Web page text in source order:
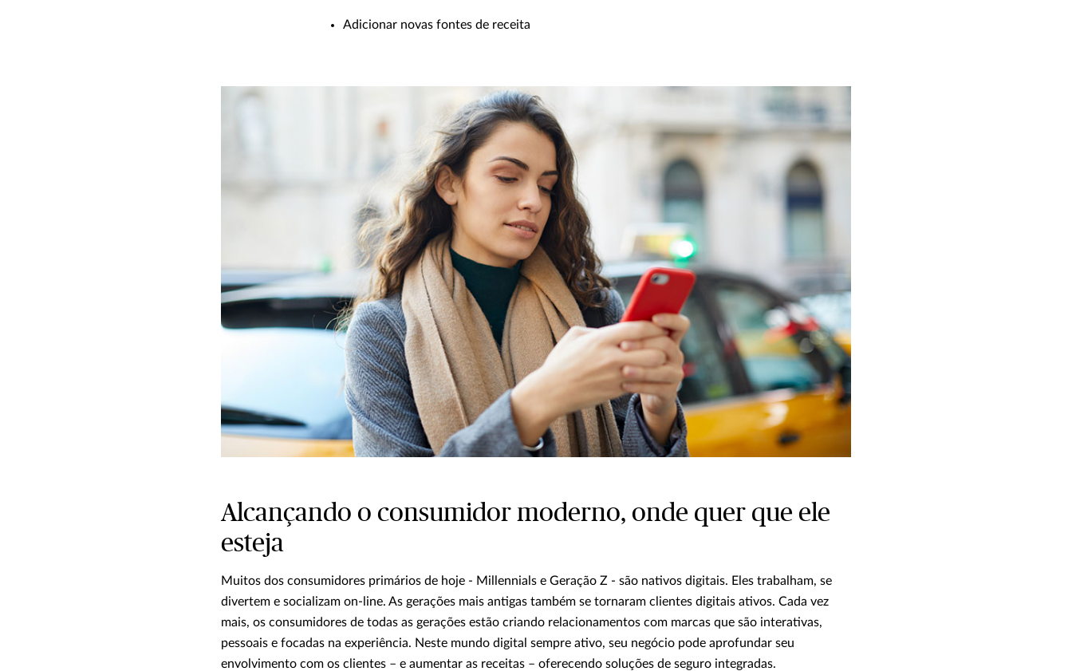
Adicionar novas fontes de receita
Alcançando o consumidor moderno, onde quer que ele
esteja
Muitos dos consumidores primários de hoje - Millennials e Geração Z - são nativos digitais. Eles trabalham, se
divertem e socializam on-line. As gerações mais antigas também se tornaram clientes digitais ativos. Cada vez
mais, os consumidores de todas as gerações estão criando relacionamentos com marcas que são interativas,
pessoais e focadas na experiência. Neste mundo digital sempre ativo, seu negócio pode aprofundar seu
envolvimento com os clientes – e aumentar as receitas – oferecendo soluções de seguro integradas.